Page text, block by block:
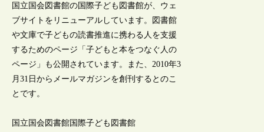
国立国会図書館の国際子ども図書館が、ウェ
ブサイトをリニューアルしています。図書館
や文庫で子どもの読書推進に携わる人を支援
するためのページ「子どもと本をつなぐ人の
ページ」も公開されています。また、2010年3
月31日からメールマガジンを創刊するとのこ
とです。
国立国会図書館国際子ども図書館